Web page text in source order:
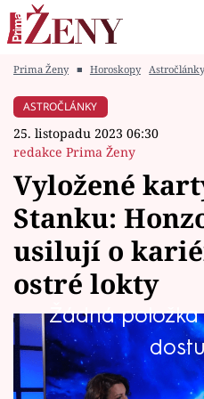
Módní alarm
Témata
Celebrity
Vztahy
Seriály
Prima Ženy ■ Horoskopy
ASTROČLÁNKY
25. listopadu 2023 06:30
redakce Prima Ženy
Vyložené
Stanku:
usilují o
ostré lokty
Žádná
Vpustit si do života
to se zjevně zachtělo
nejoblíbenějších